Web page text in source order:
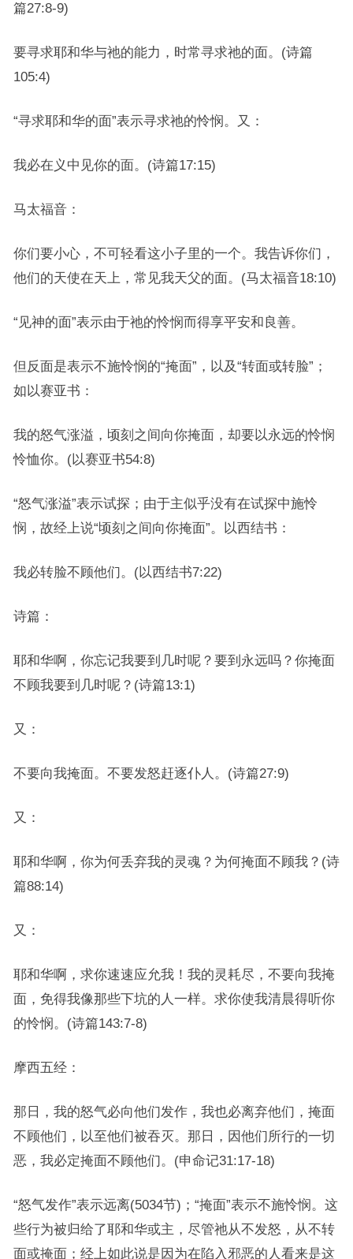
篇27:8-9)
要寻求耶和华与祂的能力，时常寻求祂的面。(诗篇
105:4)
“寻求耶和华的面”表示寻求祂的怜悯。又：
我必在义中见你的面。(诗篇17:15)
马太福音：
你们要小心，不可轻看这小子里的一个。我告诉你们，
他们的天使在天上，常见我天父的面。(马太福音18:10)
“见神的面”表示由于祂的怜悯而得享平安和良善。
但反面是表示不施怜悯的“掩面”，以及“转面或转脸”；
如以赛亚书：
我的怒气涨溢，顷刻之间向你掩面，却要以永远的怜悯
怜恤你。(以赛亚书54:8)
“怒气涨溢”表示试探；由于主似乎没有在试探中施怜
悯，故经上说“顷刻之间向你掩面”。以西结书：
我必转脸不顾他们。(以西结书7:22)
诗篇：
耶和华啊，你忘记我要到几时呢？要到永远吗？你掩面
不顾我要到几时呢？(诗篇13:1)
又：
不要向我掩面。不要发怒赶逐仆人。(诗篇27:9)
又：
耶和华啊，你为何丢弃我的灵魂？为何掩面不顾我？(诗
篇88:14)
又：
耶和华啊，求你速速应允我！我的灵耗尽，不要向我掩
面，免得我像那些下坑的人一样。求你使我清晨得听你
的怜悯。(诗篇143:7-8)
摩西五经：
那日，我的怒气必向他们发作，我也必离弃他们，掩面
不顾他们，以至他们被吞灭。那日，因他们所行的一切
恶，我必定掩面不顾他们。(申命记31:17-18)
“怒气发作”表示远离(5034节)；“掩面”表示不施怜悯。这
些行为被归给了耶和华或主，尽管祂从不发怒，从不转
面或掩面；经上如此说是因为在陷入邪恶的人看来是这